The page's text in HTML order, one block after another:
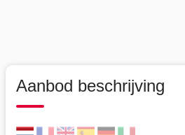
Aanbod beschrijving